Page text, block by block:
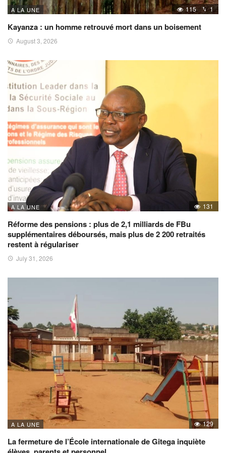
A LA UNE 115 1
Kayanza : un homme retrouvé mort dans un boisement
August 3, 2026
A LA UNE 131
Réforme des pensions : plus de 2,1 milliards de FBu
supplémentaires déboursés, mais plus de 2 200 retraités
restent à régulariser
July 31, 2026
A LA UNE 129
La fermeture de l’École internationale de Gitega inquiète